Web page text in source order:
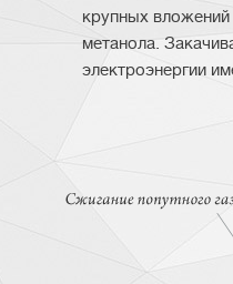
крупных
метанола.
электроэнергии